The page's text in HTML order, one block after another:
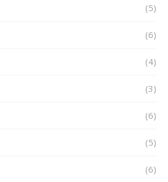
(5)
(6)
(4)
(3)
(6)
(5)
(6)